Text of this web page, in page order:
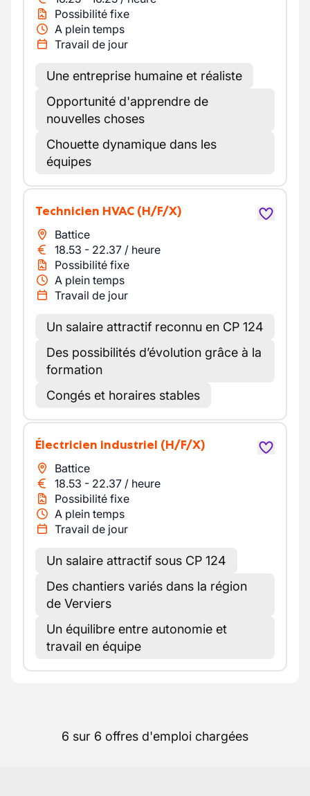
Possibilité fixe
A plein temps
Travail de jour
Une entreprise humaine et réaliste
Opportunité d'apprendre de
nouvelles choses
Chouette dynamique dans les
équipes
Technicien HVAC (H/F/X)
Battice
18.53 - 22.37 / heure
Possibilité fixe
A plein temps
Travail de jour
Un salaire attractif reconnu en CP 124
Des possibilités d’évolution grâce à la
formation
Congés et horaires stables
Électricien industriel (H/F/X)
Battice
18.53 - 22.37 / heure
Possibilité fixe
A plein temps
Travail de jour
Un salaire attractif sous CP 124
Des chantiers variés dans la région
de Verviers
Un équilibre entre autonomie et
travail en équipe
6 sur 6 offres d'emploi chargées